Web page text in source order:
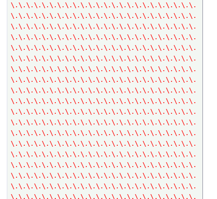
\.\.\.\.\.\.\.\.\.\.\.\.\.\.\.\.\.\.\.\.\.\.\.\.
\.\.\.\.\.\.\.\.\.\.\.\.\.\.\.\.\.\.\.\.\.\.\.\.
\.\.\.\.\.\.\.\.\.\.\.\.\.\.\.\.\.\.\.\.\.\.\.\.
\.\.\.\.\.\.\.\.\.\.\.\.\.\.\.\.\.\.\.\.\.\.\.\.
\.\.\.\.\.\.\.\.\.\.\.\.\.\.\.\.\.\.\.\.\.\.\.\.
\.\.\.\.\.\.\.\.\.\.\.\.\.\.\.\.\.\.\.\.\.\.\.\.
\.\.\.\.\.\.\.\.\.\.\.\.\.\.\.\.\.\.\.\.\.\.\.\.
\.\.\.\.\.\.\.\.\.\.\.\.\.\.\.\.\.\.\.\.\.\.\.\.
\.\.\.\.\.\.\.\.\.\.\.\.\.\.\.\.\.\.\.\.\.\.\.\.
\.\.\.\.\.\.\.\.\.\.\.\.\.\.\.\.\.\.\.\.\.\.\.\.
\.\.\.\.\.\.\.\.\.\.\.\.\.\.\.\.\.\.\.\.\.\.\.\.
\.\.\.\.\.\.\.\.\.\.\.\.\.\.\.\.\.\.\.\.\.\.\.\.
\.\.\.\.\.\.\.\.\.\.\.\.\.\.\.\.\.\.\.\.\.\.\.\.
\.\.\.\.\.\.\.\.\.\.\.\.\.\.\.\.\.\.\.\.\.\.\.\.
\.\.\.\.\.\.\.\.\.\.\.\.\.\.\.\.\.\.\.\.\.\.\.\.
\.\.\.\.\.\.\.\.\.\.\.\.\.\.\.\.\.\.\.\.\.\.\.\.
\.\.\.\.\.\.\.\.\.\.\.\.\.\.\.\.\.\.\.\.\.\.\.\.
\.\.\.\.\.\.\.\.\.\.\.\.\.\.\.\.\.\.\.\.\.\.\.\.
\.\.\.\.\.\.\.\.\.\.\.\.\.\.\.\.\.\.\.\.\.\.\.\.